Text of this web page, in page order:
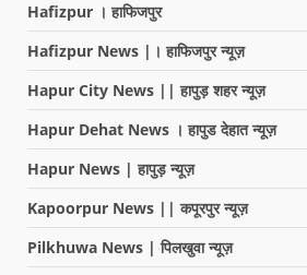
Hafizpur । हाफिजपुर
Hafizpur News |। हाफिजपुर न्यूज़
Hapur City News || हापुड़ शहर न्यूज़
Hapur Dehat News । हापुड देहात न्यूज़
Hapur News | हापुड़ न्यूज़
Kapoorpur News || कपूरपुर न्यूज़
Pilkhuwa News | पिलखुवा न्यूज़